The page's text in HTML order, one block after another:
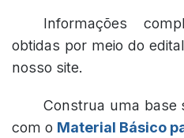
Informações
obtidas por meio do
nosso site.
Construa uma base
com o Material Básico